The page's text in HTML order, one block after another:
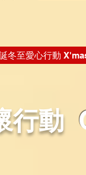
冬至愛心行動
行動